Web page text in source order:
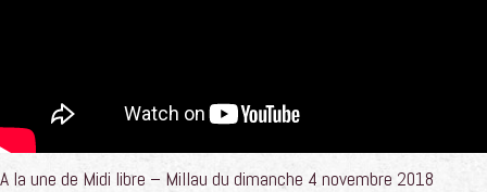
A la une de Midi libre – Millau du dimanche 4 novembre 2018